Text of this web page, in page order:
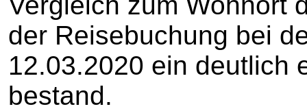
der Reisebuchung bei
12.03.2020 ein deutlich
bestand.